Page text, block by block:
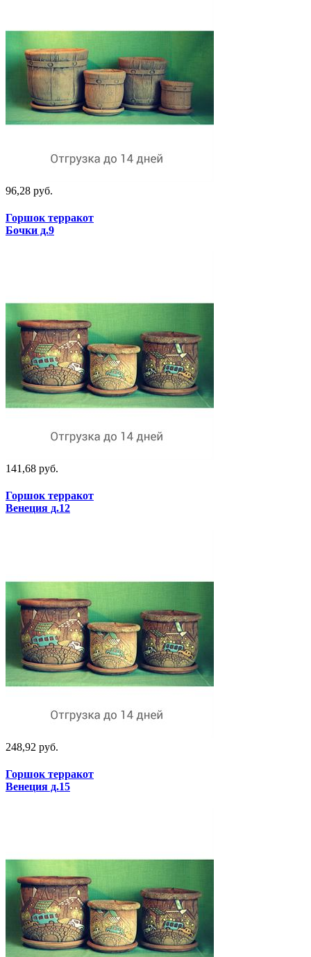
96,28 руб.
Горшок терракот
Бочки д.9
141,68 руб.
Горшок терракот
Венеция д.12
248,92 руб.
Горшок терракот
Венеция д.15